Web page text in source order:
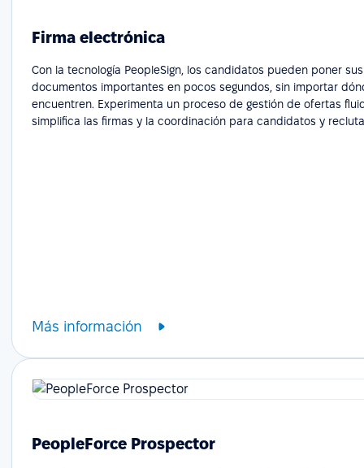
Firma electrónica
Con la tecnología PeopleSign, los candidatos pueden poner
documentos importantes en pocos segundos, sin importar
encuentren. Experimenta un proceso de gestión de ofertas
simplifica las firmas y la coordinación para candidatos y
Más información
PeopleForce Prospector